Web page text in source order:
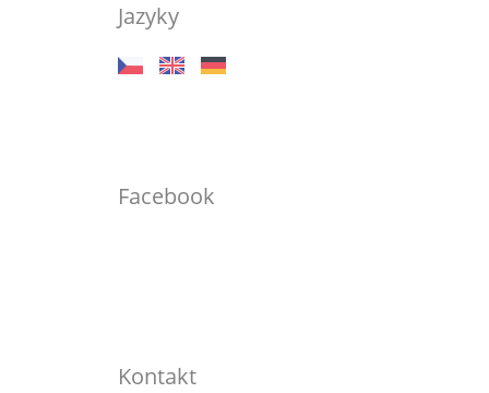
Jazyky
Facebook
Kontakt